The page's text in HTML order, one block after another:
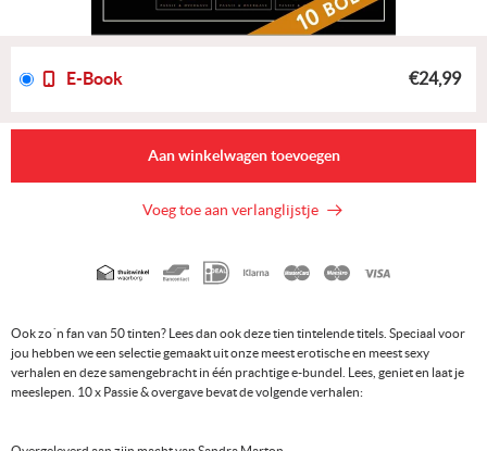
Ook zo´n fan van 50 tinten? Lees dan ook deze tien tintelende titels. Speciaal voor
jou hebben we een selectie gemaakt uit onze meest erotische en meest sexy
verhalen en deze samengebracht in één prachtige e-bundel. Lees, geniet en laat je
meeslepen. 10 x Passie & overgave bevat de volgende verhalen:
E-Book €24,99
Aan winkelwagen toevoegen
Voeg toe aan verlanglijstje
Geaccepteerde